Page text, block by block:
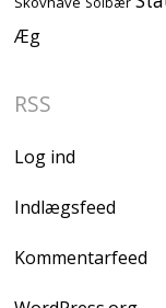
Æg
RSS
Log ind
Indlægsfeed
Kommentarfeed